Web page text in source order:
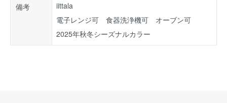
備考
iittala
電子レンジ可 食器洗浄機可 オーブン可
2025年秋冬シーズナルカラー